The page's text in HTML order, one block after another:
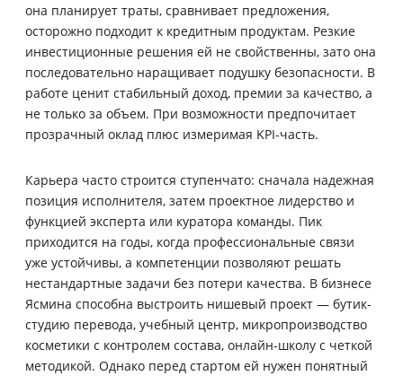
она планирует траты, сравнивает предложения,
осторожно подходит к кредитным продуктам. Резкие
инвестиционные решения ей не свойственны, зато она
последовательно наращивает подушку безопасности. В
работе ценит стабильный доход, премии за качество, а
не только за объем. При возможности предпочитает
прозрачный оклад плюс измеримая KPI-часть.
Карьера часто строится ступенчато: сначала надежная
позиция исполнителя, затем проектное лидерство и
функцией эксперта или куратора команды. Пик
приходится на годы, когда профессиональные связи
уже устойчивы, а компетенции позволяют решать
нестандартные задачи без потери качества. В бизнесе
Ясмина способна выстроить нишевый проект — бутик-
студию перевода, учебный центр, микропроизводство
косметики с контролем состава, онлайн-школу с четкой
методикой. Однако перед стартом ей нужен понятный